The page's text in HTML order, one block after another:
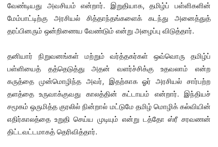
வேண்டியது அவசியம் என்றார். இறுதியாக, தமிழ்ப் பள்ளிகளின்
மேம்பாட்டிற்கு அரசியல் சித்தாந்தங்களைக் கடந்து அனைத்துத்
தரப்பினரும் ஒன்றிணைய வேண்டும் என்று அழைப்பு விடுத்தார்.
தனியார் நிறுவனங்கள் மற்றும் வர்த்தகர்கள் ஒவ்வொரு தமிழ்ப்
பள்ளியைத் தத்தெடுத்து அதன் வளர்ச்சிக்கு உதவலாம் என்ற
கருத்தை முன்மொழிந்த அவர், இதற்காக ஓர் அரசியல் சார்பற்ற
தளத்தை உருவாக்குவது காலத்தின் கட்டாயம் என்றார். இந்தியச்
சமூகம் ஒருமித்த குரலில் நின்றால் மட்டுமே தமிழ் மொழிக் கல்வியின்
எதிர்காலத்தை உறுதி செய்ய முடியும் என்று டத்தோ ஸ்ரீ சரவணன்
திட்டவட்டமாகத் தெரிவித்தார்.